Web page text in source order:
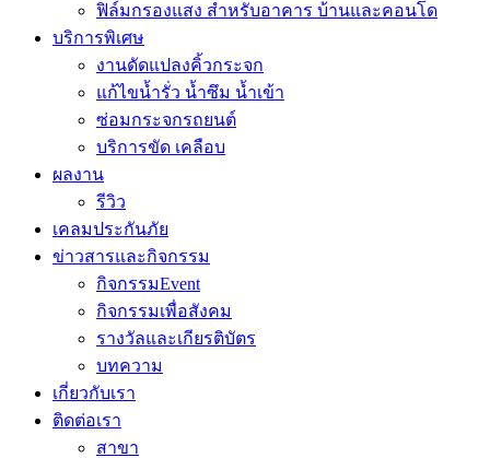
ฟิล์มกรองแสง สำหรับอาคาร บ้านและคอนโด
บริการพิเศษ
งานดัดแปลงคิ้วกระจก
แก้ไขน้ำรั่ว น้ำซึม น้ำเข้า
ซ่อมกระจกรถยนต์
บริการขัด เคลือบ
ผลงาน
รีวิว
เคลมประกันภัย
ข่าวสารและกิจกรรม
กิจกรรมEvent
กิจกรรมเพื่อสังคม
รางวัลและเกียรติบัตร
บทความ
เกี่ยวกับเรา
ติดต่อเรา
สาขา